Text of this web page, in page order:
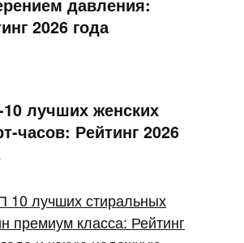
давления:
2026 года
лучших женских
часов: Рейтинг 2026